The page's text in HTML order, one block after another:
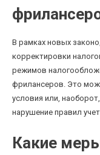
В рамках новых
корректировки
режимов
фрилансеров. Это
условия или,
нарушение правил
Какие